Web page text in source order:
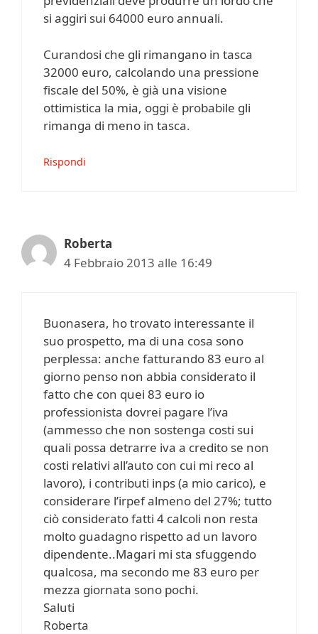
si aggiri sui 64000 euro annuali.
Curandosi che gli rimangano in tasca
32000 euro, calcolando una pressione
fiscale del 50%, è già una visione
ottimistica la mia, oggi è probabile gli
rimanga di meno in tasca.
Rispondi
Roberta
4 Febbraio 2013 alle 16:49
Buonasera, ho trovato interessante il
suo prospetto, ma di una cosa sono
perplessa: anche fatturando 83 euro al
giorno penso non abbia considerato il
fatto che con quei 83 euro io
professionista dovrei pagare l’iva
(ammesso che non sostenga costi sui
quali possa detrarre iva a credito se non
costi relativi all’auto con cui mi reco al
lavoro), i contributi inps (a mio carico), e
considerare l’irpef almeno del 27%; tutto
ciò considerato fatti 4 calcoli non resta
molto guadagno rispetto ad un lavoro
dipendente..Magari mi sta sfuggendo
qualcosa, ma secondo me 83 euro per
mezza giornata sono pochi.
Saluti
Roberta